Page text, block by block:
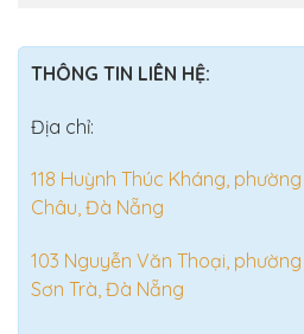
THÔNG TIN LIÊN HỆ:
Địa chỉ:
118 Huỳnh Thúc Kháng,
Châu, Đà Nẵng
103 Nguyễn Văn Thoại,
Sơn Trà, Đà Nẵng